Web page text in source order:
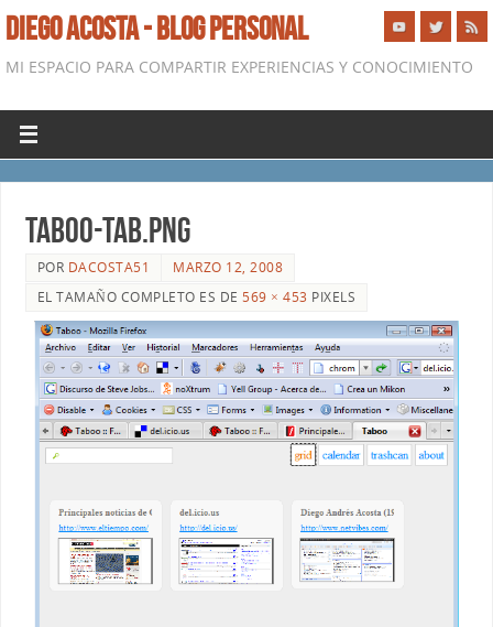
DIEGO ACOSTA - BLOG PERSONAL
MI ESPACIO PARA COMPARTIR EXPERIENCIAS Y CONOCIMIENTO
taboo-tab.png
POR DACOSTA51
MARZO 12, 2008
EL TAMAÑO COMPLETO ES DE569 × 453 PIXELS